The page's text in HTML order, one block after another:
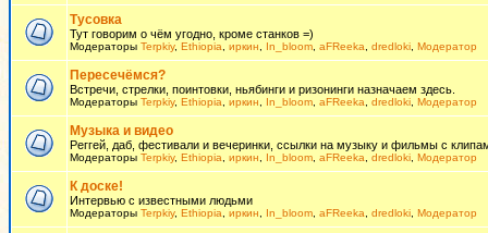
Тусовка
Тут говорим о чём угодно, кроме станков =)
Модераторы Terpkiy, Ethiopia иркин In_bloom aFReeka dredloki Модератор
Пересечёмся?
Встречи, стрелки, поинтовки, ньябинги и ризонинги назначаем здесь.
Модераторы Terpkiy, Ethiopia иркин In_bloom aFReeka dredloki Модератор
Музыка и видео
Реггей, даб, фестивали и вечеринки, ссылки на музыку и фильмы с
Модераторы Terpkiy, Ethiopia иркин In_bloom aFReeka dredloki Модератор
К доске!
Интервью с известными людьми
Модераторы Terpkiy, Ethiopia иркин In_bloom aFReeka dredloki Модератор